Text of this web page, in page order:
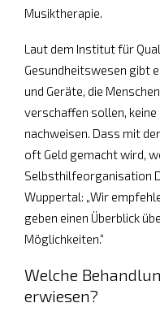
Musiktherapie.
Laut dem Institut für
Gesundheitswesen gibt
und Geräte, die
verschaffen sollen,
nachweisen. Dass mit
oft Geld gemacht wird,
Selbsthilfeorganisation
Wuppertal: „Wir
geben einen Überblick
Möglichkeiten.“
Welche
erwiesen?